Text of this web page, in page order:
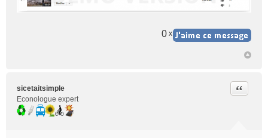
n
0 x
sicetaitsimple
Econologue expert
Citer